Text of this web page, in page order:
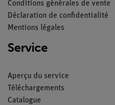
Conditions générales de vente
Déclaration de confidentialité
Mentions légales
Service
Aperçu du service
Téléchargements
Catalogue